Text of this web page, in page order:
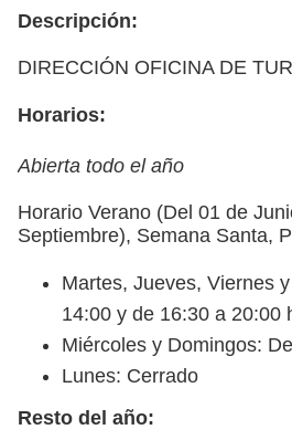
Descripción:
DIRECCIÓN OFICINA DE
Horarios:
Abierta todo el año
Horario Verano (Del 01 de
Septiembre), Semana Santa,
Martes, Jueves, Viernes
14:00 y de 16:30 a 20:00
Miércoles y Domingos:
Lunes: Cerrado
Resto del año: